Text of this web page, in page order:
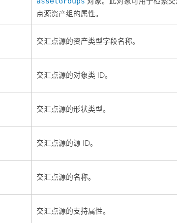
点源资产组的属性。
交汇点源的资产类型字段名称。
交汇点源的对象类 ID。
交汇点源的形状类型。
交汇点源的源 ID。
交汇点源的名称。
交汇点源的支持属性。